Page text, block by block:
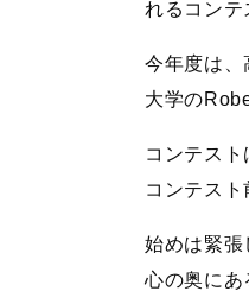
れるコンテ
今年度は
大学の
コンテス
コンテス
始めは緊張
心の奥にあ